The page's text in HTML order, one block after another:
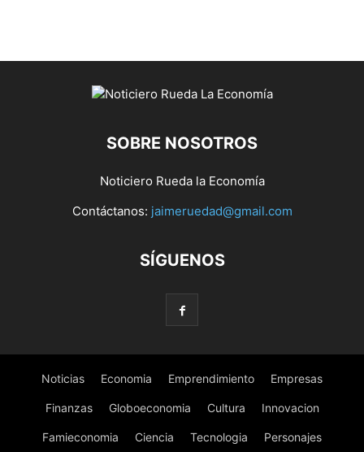
SOBRE NOSOTROS
Noticiero Rueda la Economía
Contáctanos: jaimeruedad@gmail.com
SÍGUENOS
Noticias Economia Emprendimiento Empresas
Finanzas Globoeconomia Cultura Innovacion
Famieconomia Ciencia Tecnologia Personajes